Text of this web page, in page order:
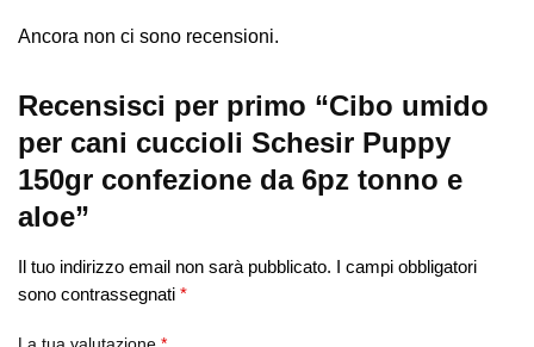
Ancora non ci sono recensioni.
Recensisci per primo “Cibo umido
per cani cuccioli Schesir Puppy
150gr confezione da 6pz tonno e
aloe”
Il tuo indirizzo email non sarà pubblicato. I campi obbligatori
sono contrassegnati *